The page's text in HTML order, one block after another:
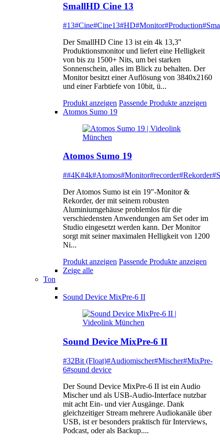
SmallHD Cine 13
#13#Cine#Cine13#HD#Monitor#Production
Der SmallHD Cine 13 ist ein 4k 13,3''
Produktionsmonitor und liefert eine Helligkeit
von bis zu 1500+ Nits, um bei starken
Sonnenschein, alles im Blick zu behalten. Der
Monitor besitzt einer Auflösung von 3840x2160
und einer Farbtiefe von 10bit, ü...
Produkt anzeigen Passende Produkte anzeigen
Atomos Sumo 19
Atomos Sumo 19
##4K#4k#Atomos#Monitor#recorder#Rekorder
Der Atomos Sumo ist ein 19"-Monitor &
Rekorder, der mit seinem robusten
Aluminiumgehäuse problemlos für die
verschiedensten Anwendungen am Set oder im
Studio eingesetzt werden kann. Der Monitor
sorgt mit seiner maximalen Helligkeit von 1200
Ni...
Produkt anzeigen Passende Produkte anzeigen
Zeige alle
Ton
Sound Device MixPre-6 II
Sound Device MixPre-6 II
#32Bit (Float)#Audiomischer#Mischer#MixPre-
6#sound device
Der Sound Device MixPre-6 II ist ein Audio
Mischer und als USB-Audio-Interface nutzbar
mit acht Ein- und vier Ausgänge. Dank
gleichzeitiger Stream mehrere Audiokanäle über
USB, ist er besonders praktisch für Interviews,
Podcast, oder als Backup....